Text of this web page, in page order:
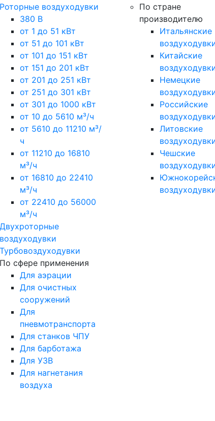
Роторные воздуходувки
380 В
от 1 до 51 кВт
от 51 до 101 кВт
от 101 до 151 кВт
от 151 до 201 кВт
от 201 до 251 кВт
от 251 до 301 кВт
от 301 до 1000 кВт
от 10 до 5610 м³/ч
от 5610 до 11210 м³/
ч
от 11210 до 16810
м³/ч
от 16810 до 22410
м³/ч
от 22410 до 56000
м³/ч
Двухроторные
воздуходувки
Турбовоздуходувки
По сфере применения
Для аэрации
Для очистных
сооружений
Для
пневмотранспорта
Для станков ЧПУ
Для барботажа
Для УЗВ
Для нагнетания
воздуха
По стране
производителю
Итальянские
Китайские
Немецкие
Российские
Литовские
Чешские